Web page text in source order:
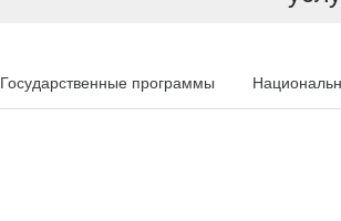
Государственные программы